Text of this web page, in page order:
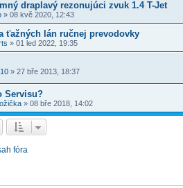
draplavý rezonujúci zvuk 1.4 T-Jet
» 08 kvě 2020, 12:43
ťažných lán ručnej prevodovky
» 01 led 2022, 19:35
» 27 bře 2013, 18:37
Servisu?
» 08 bře 2018, 14:02
fóra